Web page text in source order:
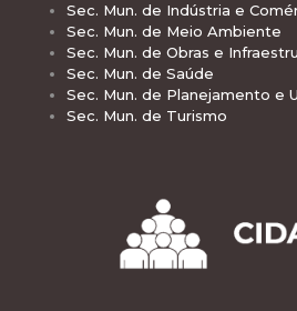
Sec. Mun. de Indústria e
Sec. Mun. de Meio Ambiente
Sec. Mun. de Obras e
Sec. Mun. de Saúde
Sec. Mun. de Planejamento e
Sec. Mun. de Turismo